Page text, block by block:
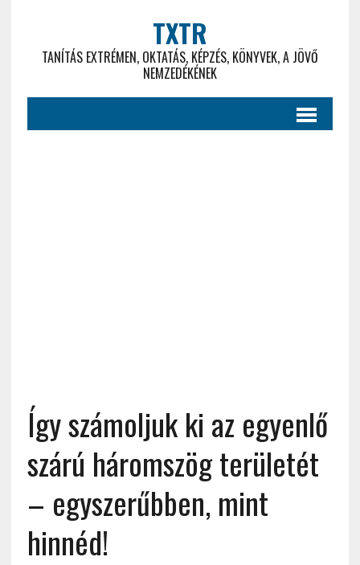
TXTR
TANÍTÁS EXTRÉMEN, OKTATÁS, KÉPZÉS, KÖNYVEK, A JÖVŐ
NEMZEDÉKÉNEK
Így számoljuk ki az egyenlő
szárú háromszög területét
– egyszerűbben, mint
hinnéd!